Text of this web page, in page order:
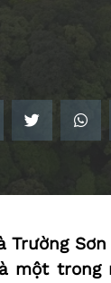
Trường
một